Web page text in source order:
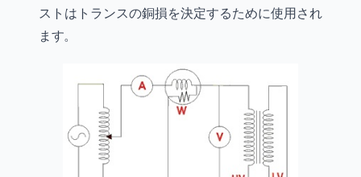
ストはトランスの銅損を決定するために使用され
ます。